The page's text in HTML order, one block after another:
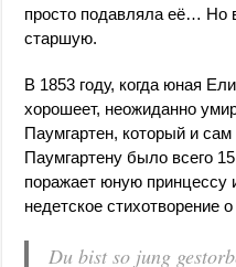
просто подавляла её…
старшую.
В 1853 году, когда юная
хорошеет, неожиданно
Паумгартен, который и
Паумгартену было всего
поражает юную принцессу
недетское стихотворение
Du bist so jung